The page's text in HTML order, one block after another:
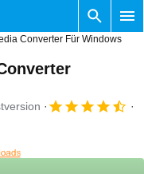
Converter Für Windows